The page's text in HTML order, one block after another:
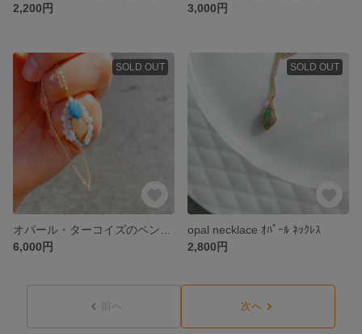
2,200円
3,000円
SOLD OUT
6,000円
SOLD OUT
opal necklace ｵﾊﾟｰﾙ ﾈｯｸﾚｽ
2,800円
前へ 次へ